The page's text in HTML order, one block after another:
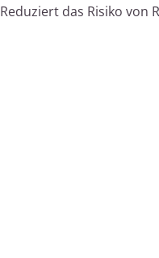
Reduziert das Risiko von